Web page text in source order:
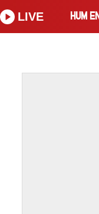
HUM
LIVE